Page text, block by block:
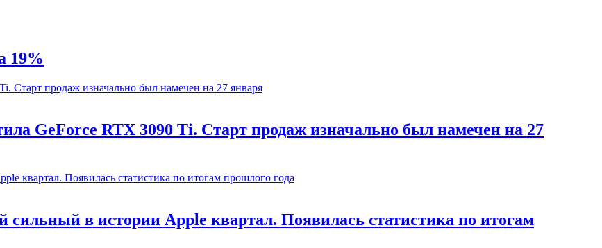
19%
GeForce RTX 3090 Ti. Старт продаж изначально был намечен на 27
в истории Apple квартал. Появилась статистика по итогам